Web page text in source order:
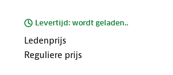
Levertijd: wordt geladen..
Ledenprijs
Reguliere prijs